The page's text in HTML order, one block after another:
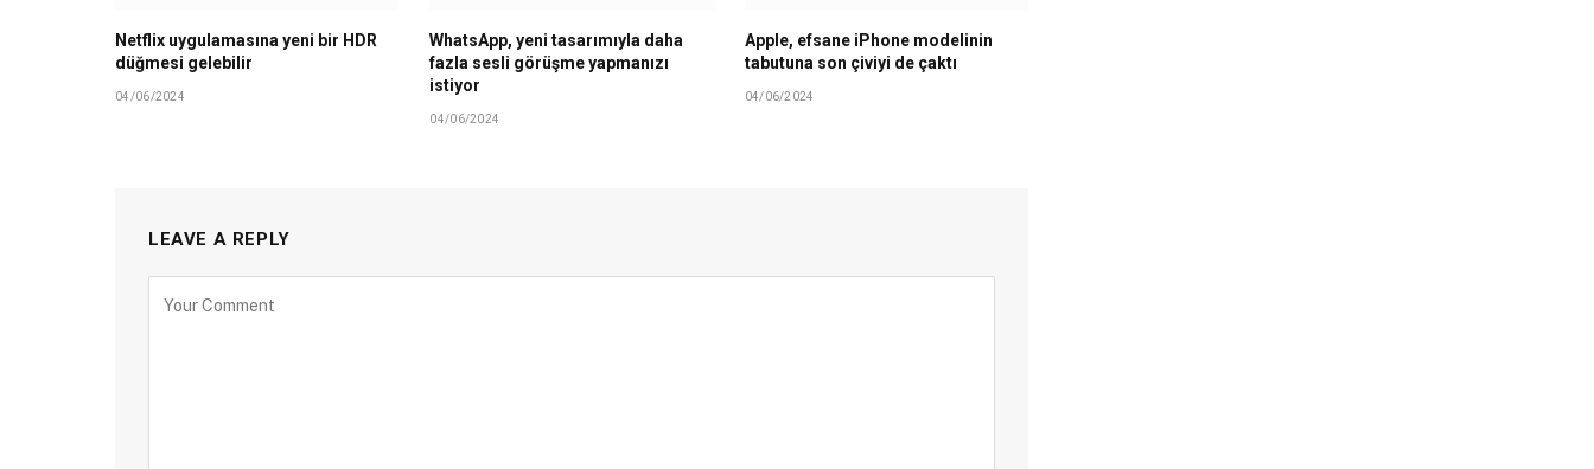
Netflix uygulamasına yeni bir HDR
düğmesi gelebilir
04/06/2024
WhatsApp, yeni tasarımıyla daha
fazla sesli görüşme yapmanızı
istiyor
04/06/2024
Apple, efsane iPhone modelinin
tabutuna son çiviyi de çaktı
04/06/2024
LEAVE A REPLY